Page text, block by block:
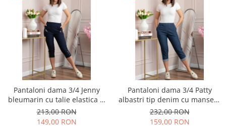
Pantaloni dama 3/4 Jenny
bleumarin cu talie elastica si
fermoare decorative
213,00 RON
149,00 RON
Pantaloni dama 3/4 Patty
albastri tip denim cu manseta
reglabila si talie elastica
232,00 RON
159,00 RON